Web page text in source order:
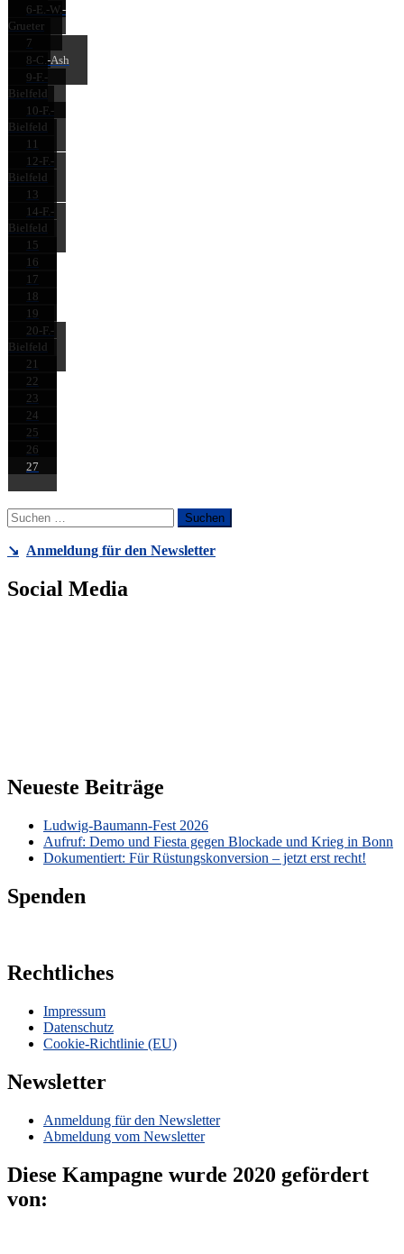
6-E.-W.-
Grueter
7
8-C.-Ash
9-F.-
Bielfeld
10-F.-
Bielfeld
11
12-F.-
Bielfeld
13
14-F.-
Bielfeld
15
16
17
18
19
20-F.-
Bielfeld
21
22
23
24
25
26
27
Suchen
nach:
↘️ Anmeldung für den Newsletter
Social Media
Neueste Beiträge
Ludwig-Baumann-Fest 2026
Aufruf: Demo und Fiesta gegen Blockade und Krieg in Bonn
Dokumentiert: Für Rüstungskonversion – jetzt erst recht!
Spenden
Rechtliches
Impressum
Datenschutz
Cookie-Richtlinie (EU)
Newsletter
Anmeldung für den Newsletter
Abmeldung vom Newsletter
Diese Kampagne wurde 2020 gefördert
von: